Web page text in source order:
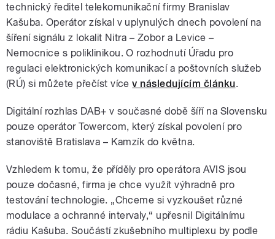
technický ředitel telekomunikační firmy Branislav
Kašuba. Operátor získal v uplynulých dnech povolení na
šíření signálu z lokalit Nitra – Zobor a Levice –
Nemocnice s poliklinikou. O rozhodnutí Úřadu pro
regulaci elektronických komunikací a poštovních služeb
(RÚ) si můžete přečíst vícev následujícím článku.
Digitální rozhlas DAB+ v současné době šíří na Slovensku
pouze operátor Towercom, který získal povolení pro
stanoviště Bratislava – Kamzík do května.
Vzhledem k tomu, že příděly pro operátora AVIS jsou
pouze dočasné, firma je chce využít výhradně pro
testování technologie. „Chceme si vyzkoušet různé
modulace a ochranné intervaly,“ upřesnil Digitálnímu
rádiu Kašuba. Součástí zkušebního multiplexu by podle